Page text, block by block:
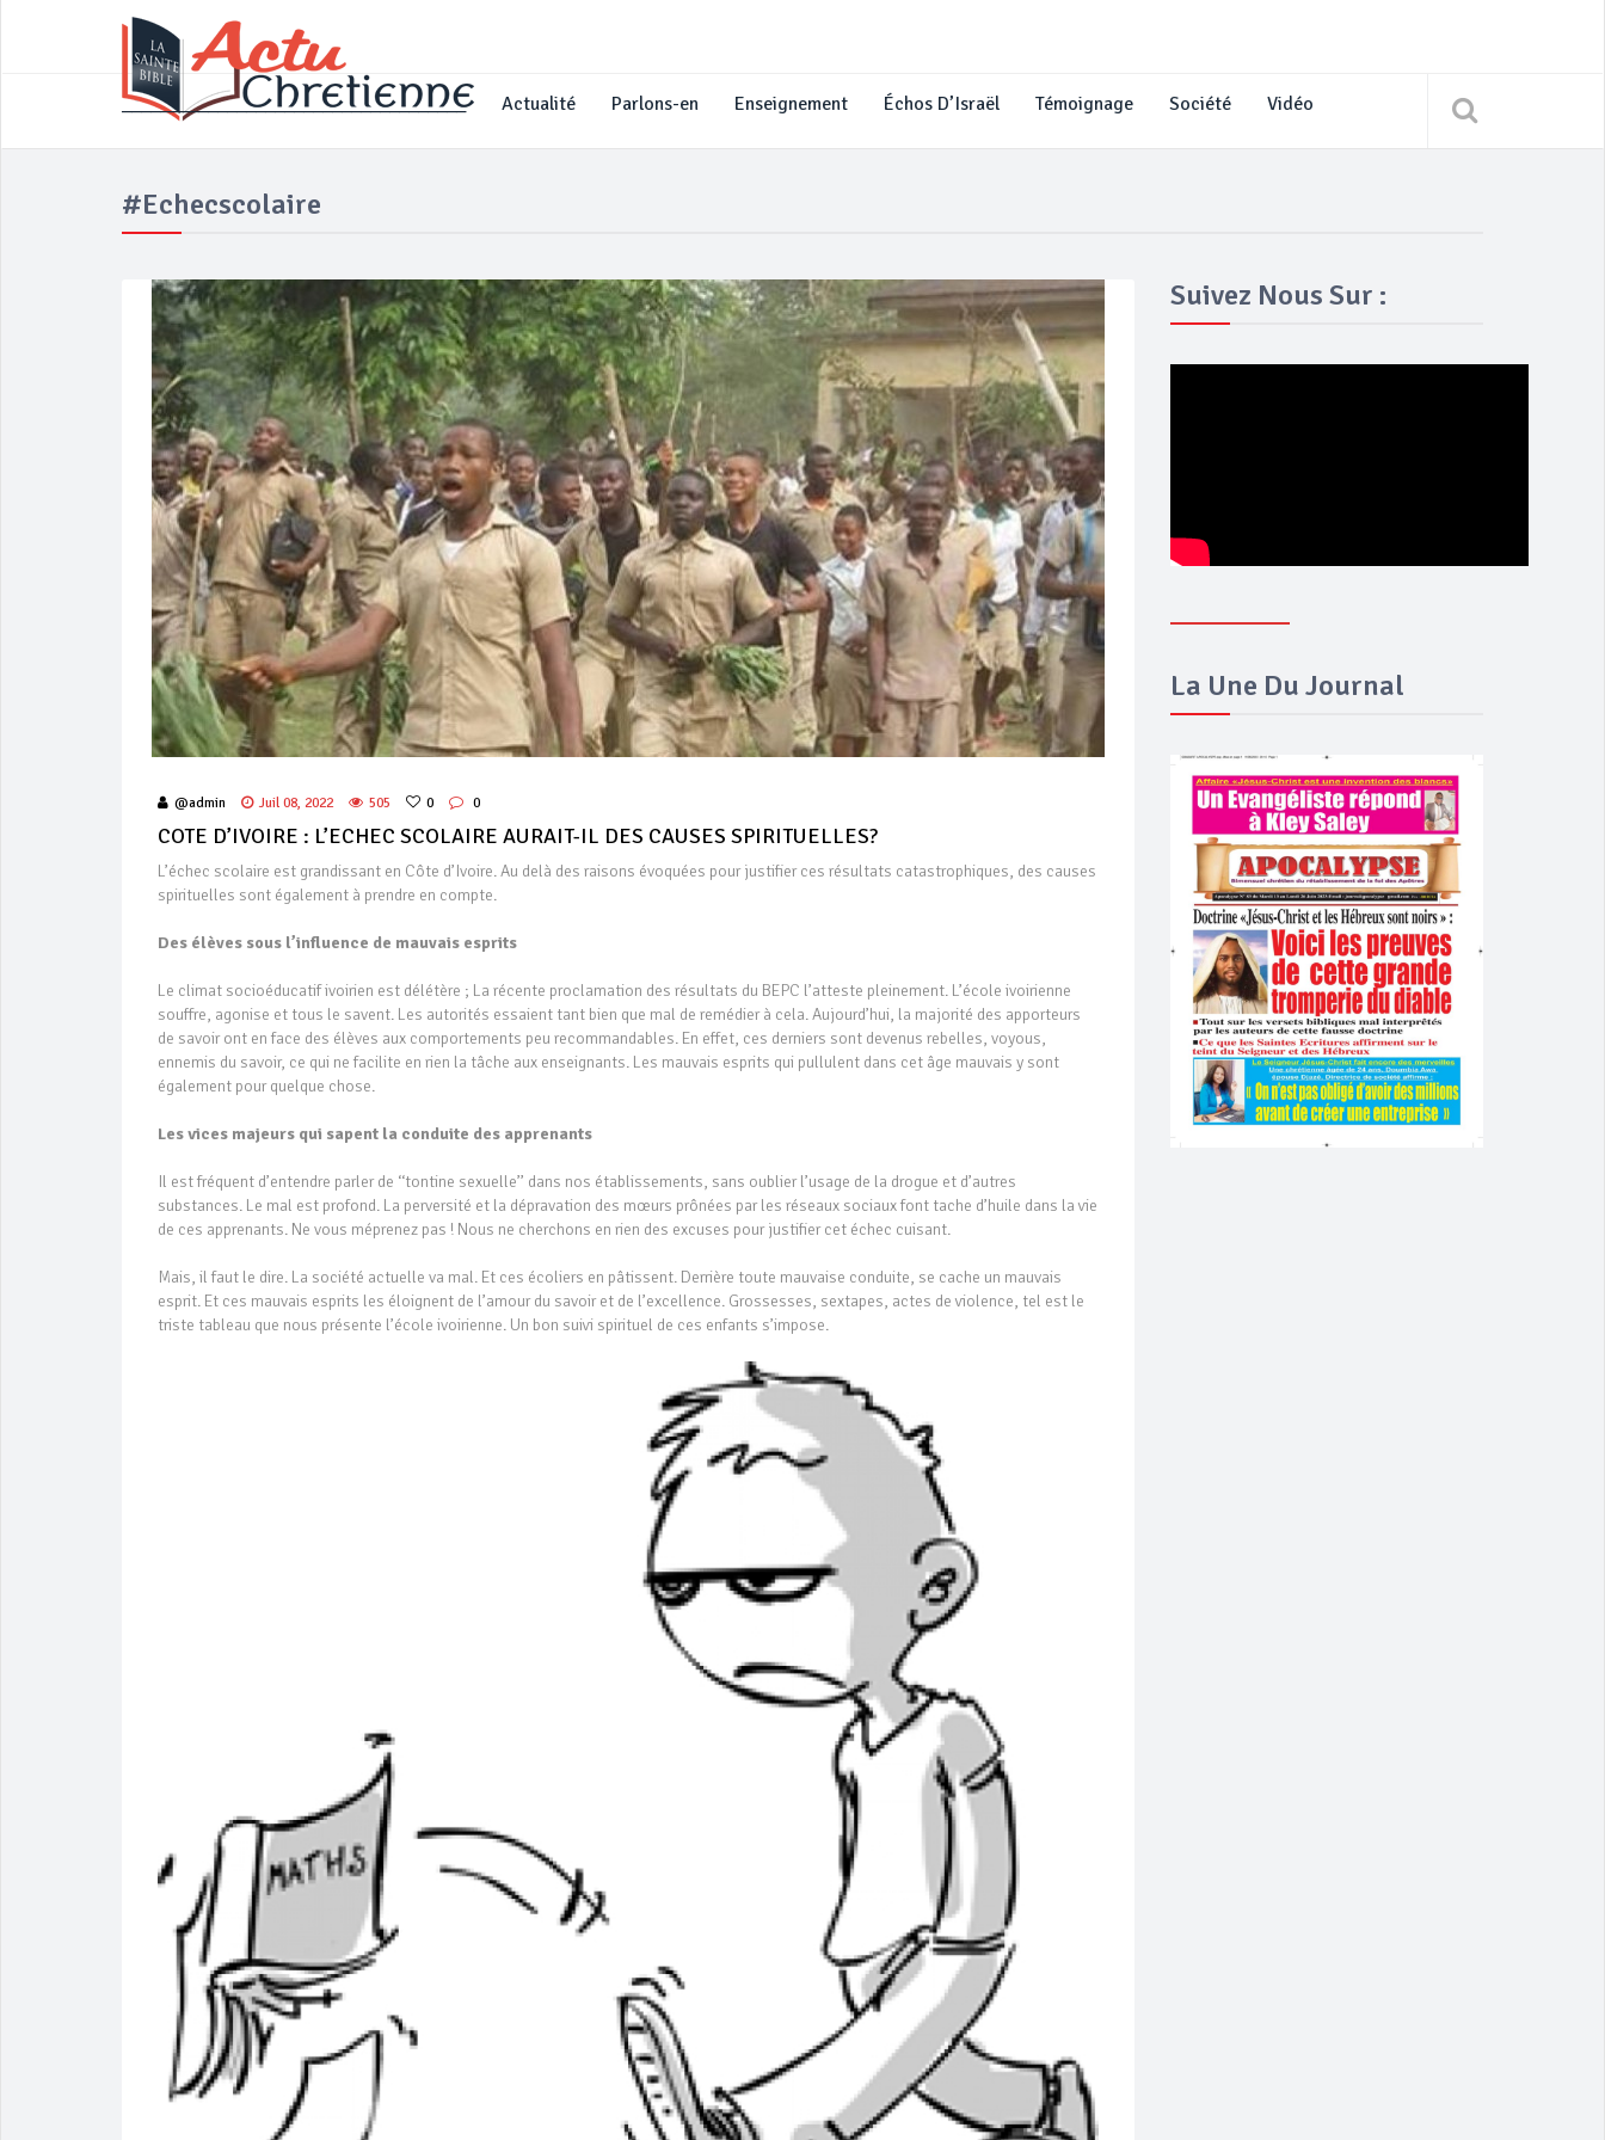
____________________________________ Actualité Parlons-en Enseignement Échos D’Israël Témoignage Société Vidéo
#echecscolaire
@admin Juil 08, 2022 505 0 0
COTE D’IVOIRE : L’ECHEC SCOLAIRE AURAIT-IL DES CAUSES SPIRITUELLES?
L’échec scolaire est grandissant en Côte d’Ivoire. Au delà des raisons évoquées pour justifier ces résultats catastrophiques, des causes
spirituelles sont également à prendre en compte.
Des élèves sous l’influence de mauvais esprits
Le climat socioéducatif ivoirien est délétère ; La récente proclamation des résultats du BEPC l’atteste pleinement. L’école ivoirienne
souffre, agonise et tous le savent. Les autorités essaient tant bien que mal de remédier à cela. Aujourd’hui, la majorité des apporteurs
de savoir ont en face des élèves aux comportements peu recommandables. En effet, ces derniers sont devenus rebelles, voyous,
ennemis du savoir, ce qui ne facilite en rien la tâche aux enseignants. Les mauvais esprits qui pullulent dans cet âge mauvais y sont
également pour quelque chose.
Les vices majeurs qui sapent la conduite des apprenants
Il est fréquent d’entendre parler de ‘‘tontine sexuelle’’ dans nos établissements, sans oublier l’usage de la drogue et d’autres
substances. Le mal est profond. La perversité et la dépravation des mœurs prônées par les réseaux sociaux font tache d’huile dans la vie
de ces apprenants. Ne vous méprenez pas ! Nous ne cherchons en rien des excuses pour justifier cet échec cuisant.
Mais, il faut le dire. La société actuelle va mal. Et ces écoliers en pâtissent. Derrière toute mauvaise conduite, se cache un mauvais
esprit. Et ces mauvais esprits les éloignent de l’amour du savoir et de l’excellence. Grossesses, sextapes, actes de violence, tel est le
triste tableau que nous présente l’école ivoirienne. Un bon suivi spirituel de ces enfants s’impose.
Suivez Nous Sur :
La Une Du Journal